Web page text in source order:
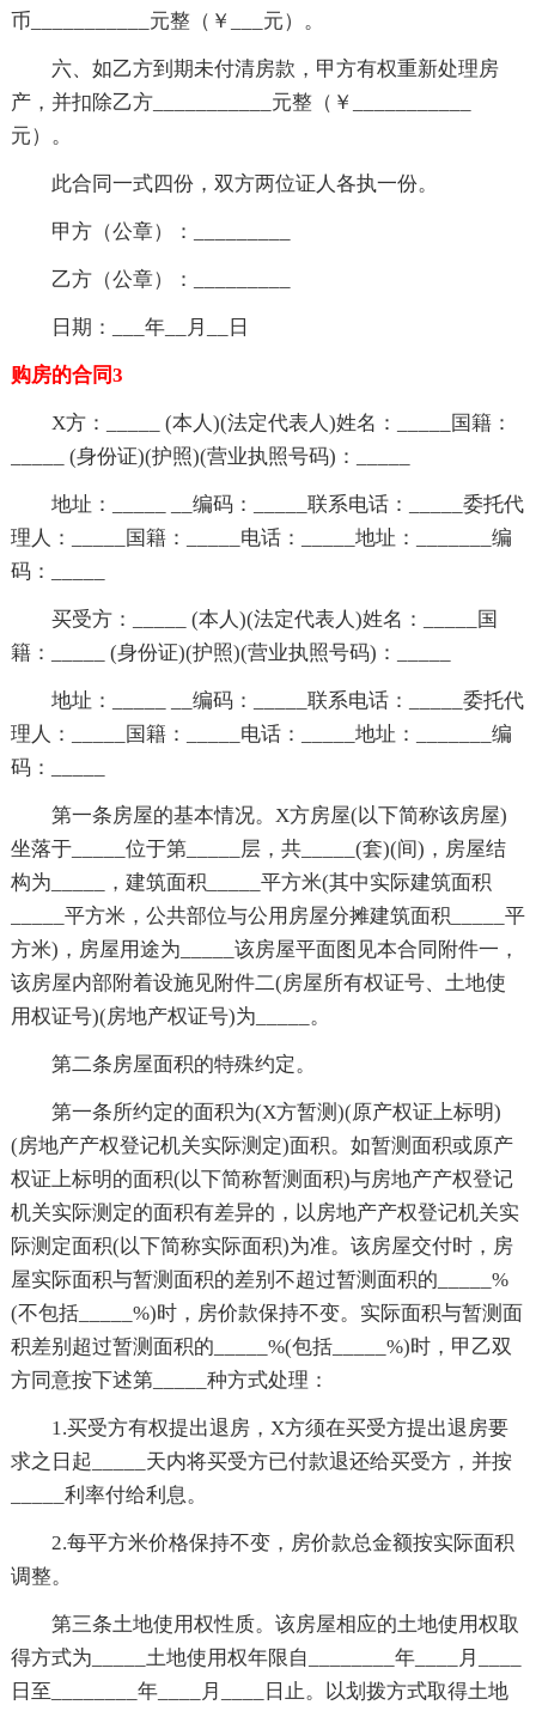
币___________元整（￥___元）。
六、如乙方到期未付清房款，甲方有权重新处理房
产，并扣除乙方___________元整（￥___________
元）。
此合同一式四份，双方两位证人各执一份。
甲方（公章）：_________
乙方（公章）：_________
日期：___年__月__日
购房的合同3
X方：_____ (本人)(法定代表人)姓名：_____国籍：
_____ (身份证)(护照)(营业执照号码)：_____
地址：_____ __编码：_____联系电话：_____委托代
理人：_____国籍：_____电话：_____地址：_______编
码：_____
买受方：_____ (本人)(法定代表人)姓名：_____国
籍：_____ (身份证)(护照)(营业执照号码)：_____
地址：_____ __编码：_____联系电话：_____委托代
理人：_____国籍：_____电话：_____地址：_______编
码：_____
第一条房屋的基本情况。X方房屋(以下简称该房屋)
坐落于_____位于第_____层，共_____(套)(间)，房屋结
构为_____，建筑面积_____平方米(其中实际建筑面积
_____平方米，公共部位与公用房屋分摊建筑面积_____平
方米)，房屋用途为_____该房屋平面图见本合同附件一，
该房屋内部附着设施见附件二(房屋所有权证号、土地使
用权证号)(房地产权证号)为_____。
第二条房屋面积的特殊约定。
第一条所约定的面积为(X方暂测)(原产权证上标明)
(房地产产权登记机关实际测定)面积。如暂测面积或原产
权证上标明的面积(以下简称暂测面积)与房地产产权登记
机关实际测定的面积有差异的，以房地产产权登记机关实
际测定面积(以下简称实际面积)为准。该房屋交付时，房
屋实际面积与暂测面积的差别不超过暂测面积的_____%
(不包括_____%)时，房价款保持不变。实际面积与暂测面
积差别超过暂测面积的_____%(包括_____%)时，甲乙双
方同意按下述第_____种方式处理：
1.买受方有权提出退房，X方须在买受方提出退房要
求之日起_____天内将买受方已付款退还给买受方，并按
_____利率付给利息。
2.每平方米价格保持不变，房价款总金额按实际面积
调整。
第三条土地使用权性质。该房屋相应的土地使用权取
得方式为_____土地使用权年限自________年____月____
日至________年____月____日止。以划拨方式取得土地